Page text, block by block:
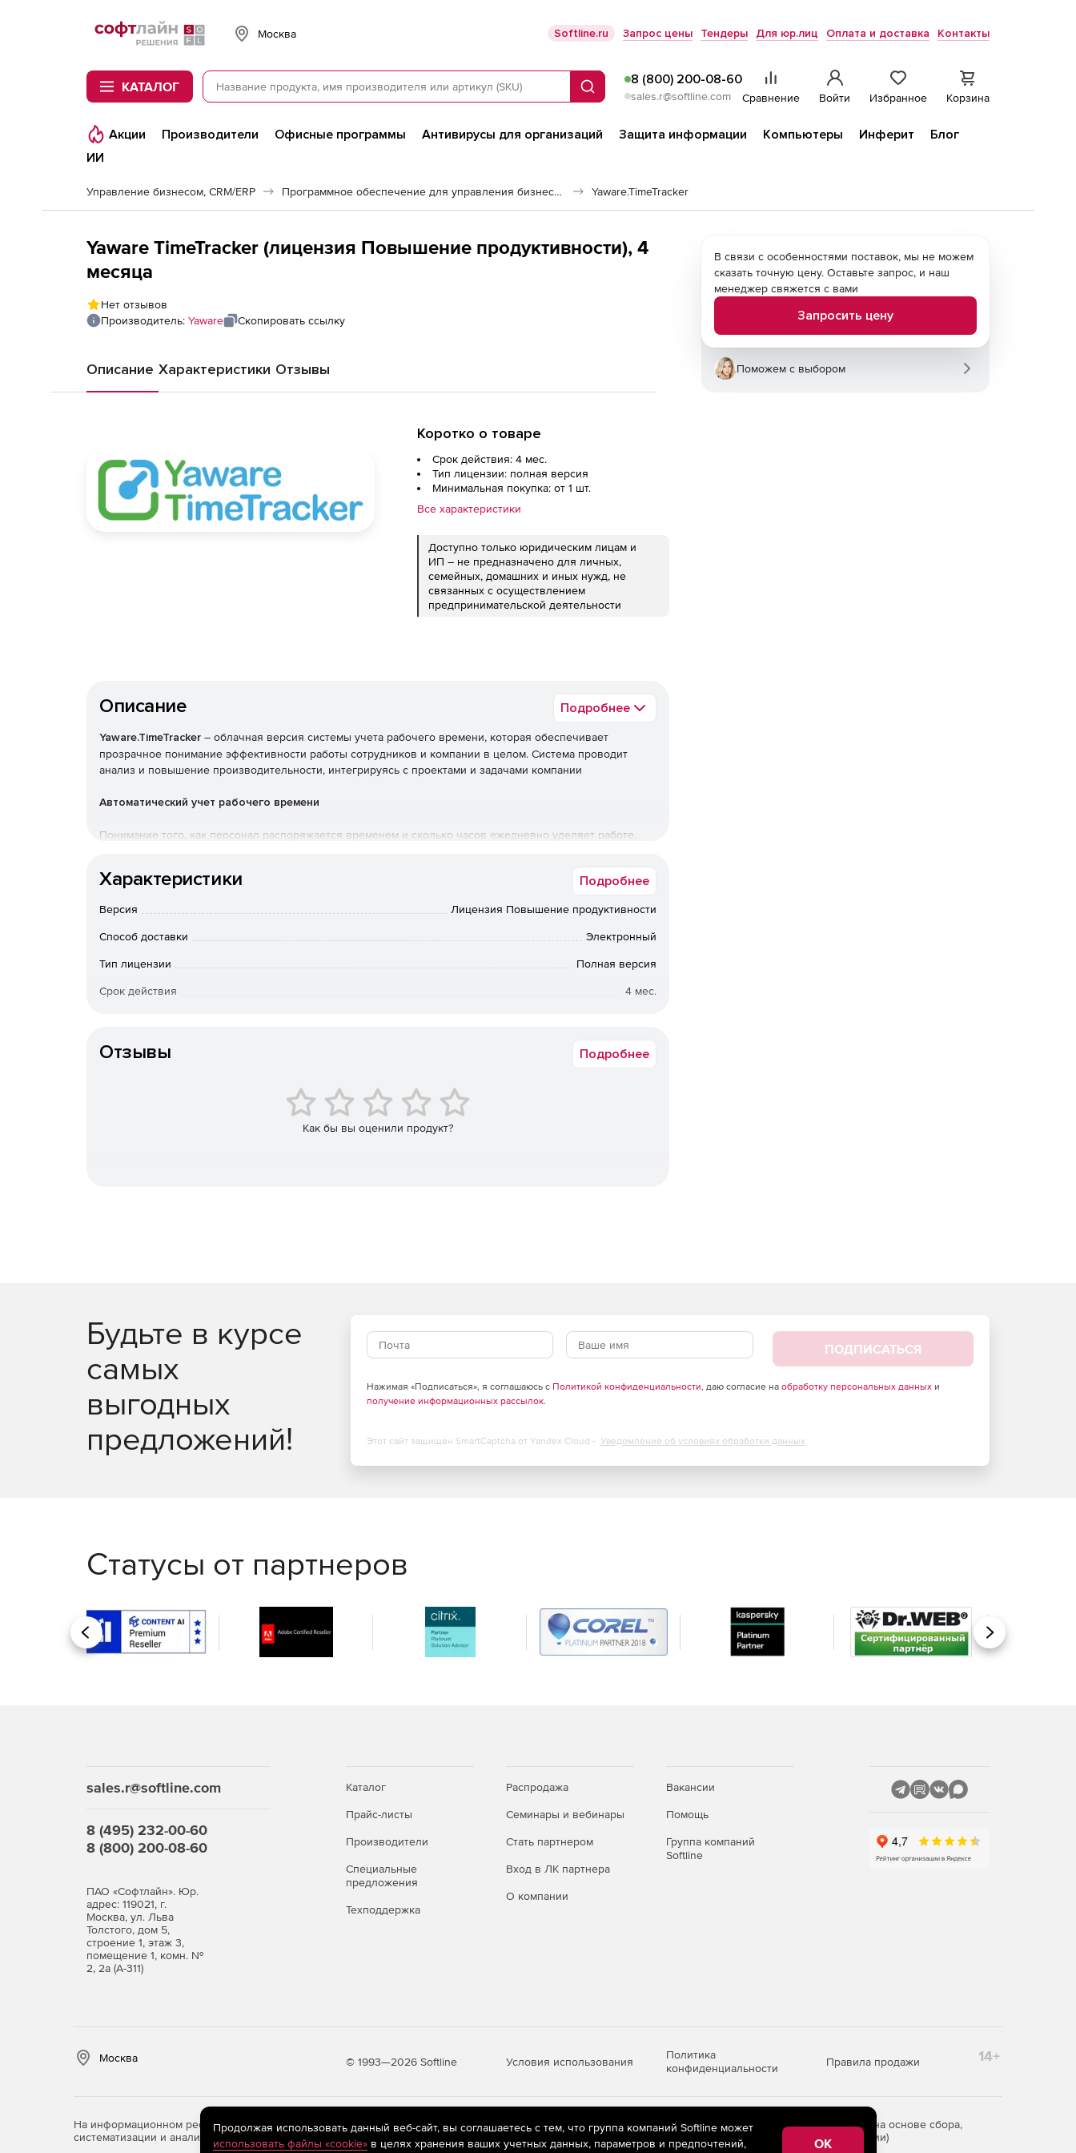
Softline
Москва Softline.ru Запрос цены Тендеры Для юр.лиц Оплата и доставка Контакты
КАТАЛОГ Поиск
8 (800) 200-08-60
sales.r@softline.com Сравнение Войти Избранное Корзина
Акции Производители Офисные программы Антивирусы для организаций Защита информации Компьютеры Инферит
Блог
ИИ
Управление бизнесом, CRM/ERP Программное обеспечение для управления бизнесом Yaware.TimeTracker
Yaware TimeTracker (лицензия Повышение продуктивности), 4
месяца
Нет отзывов
Производитель: Yaware Скопировать ссылку
Описание Характеристики Отзывы
Коротко о товаре
Срок действия: 4 мес.
Тип лицензии: полная версия
Минимальная покупка: от 1 шт.
Все характеристики
Доступно только юридическим лицам и
ИП – не предназначено для личных,
семейных, домашних и иных нужд, не
связанных с осуществлением
предпринимательской деятельности
Описание Подробнее
Yaware.TimeTracker – облачная версия системы учета рабочего времени, которая обеспечивает
прозрачное понимание эффективности работы сотрудников и компании в целом. Система проводит
анализ и повышение производительности, интегрируясь с проектами и задачами компании
Автоматический учет рабочего времени
Понимание того, как персонал распоряжается временем и сколько часов ежедневно уделяет работе,
Фиксация реальной нагрузки на команды из ресурсов, которыми персонал пользовался в течение дня, а
сотрудников.
Работники могут знать об использовании трекера или нет. В первом варианте персонал видит свою
статистику работы и может принимать меры для ее улучшения: блокировать непродуктивные сайты,
Характеристики Подробнее
Версия Лицензия Повышение продуктивности
Способ доставки Электронный
Тип лицензии Полная версия
Срок действия 4 мес.
Отзывы Подробнее
Как бы вы оценили продукт?
В связи с особенностями поставок, мы не можем
сказать точную цену. Оставьте запрос, и наш
менеджер свяжется с вами
Запросить цену
Поможем с выбором
Будьте в курсе
самых
выгодных
предложений!
ПОДПИСАТЬСЯ
Нажимая «Подписаться», я соглашаюсь с Политикой конфиденциальности, даю согласие на обработку персональных данныхи
получение информационных рассылок.
Этот сайт защищен SmartCaptcha от Yandex Cloud - Уведомление об условиях обработки данных
Статусы от партнеров
Назад Вперед
sales.r@softline.com
8 (495) 232-00-60
8 (800) 200-08-60
ПАО «Софтлайн». Юр.
адрес: 119021, г.
Москва, ул. Льва
Толстого, дом 5,
строение 1, этаж 3,
помещение 1, комн. №
2, 2а (А-311)
Каталог
Прайс-листы
Производители
Специальные
предложения
Техподдержка
Распродажа
Семинары и вебинары
Стать партнером
Вход в ЛК партнера
О компании
Вакансии
Помощь
Группа компаний
Softline
Москва © 1993—2026 Softline Условия использования
Политика
конфиденциальности
Правила продажи 14+
На информационном ресурсе store.softline.ru применяютсярекомендательные технологии(информационные технологии предоставления информации на основе сбора,
систематизации и анализа сведений, относящихся к предпочтениям пользователей сети «Интернет», находящихся на территории Российской Федерации)
Продолжая использовать данный веб-сайт, вы соглашаетесь с тем, что группа компаний Softline может
использовать файлы «cookie»в целях хранения ваших учетных данных, параметров и предпочтений, OK